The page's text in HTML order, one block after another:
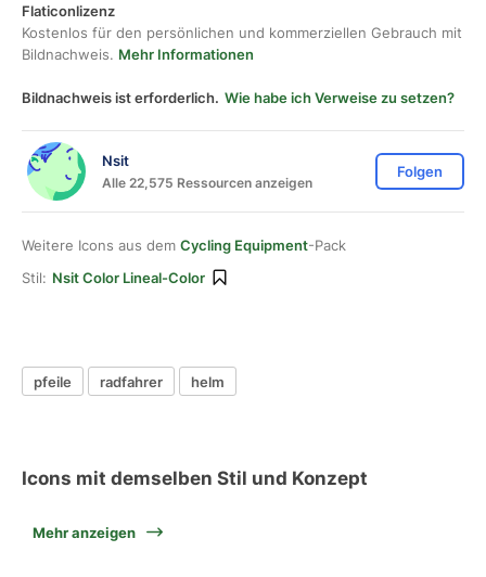
Flaticonlizenz
Kostenlos für den persönlichen und kommerziellen Gebrauch mit
Bildnachweis. Mehr Informationen
Bildnachweis ist erforderlich. Wie habe ich Verweise zu setzen?
Nsit
Alle 22,575 Ressourcen anzeigen
Folgen
Weitere Icons aus dem Cycling Equipment-Pack
Stil: Nsit Color Lineal-Color
pfeile radfahrer helm
Icons mit demselben Stil und Konzept
Mehr anzeigen